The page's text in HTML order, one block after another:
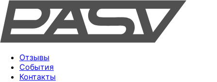
Отзывы
События
Контакты